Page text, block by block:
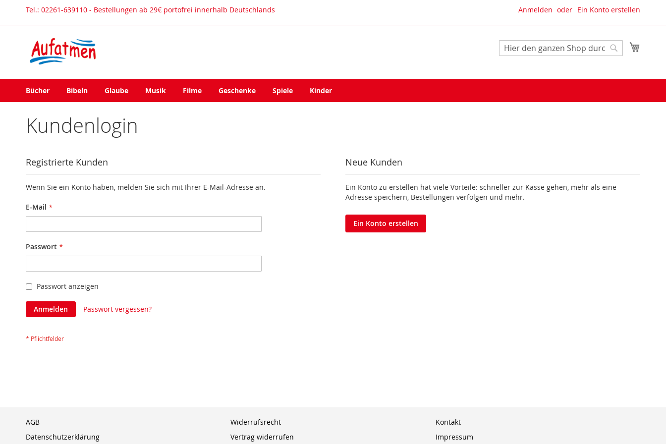
Direkt
Anmelden Ein Konto erstellen
Tel.: 02261-639110 - Bestellungen ab 29€ portofrei innerhalb Deutschlands
Suche
Bücher Bibeln Glaube Musik Filme Geschenke Spiele Kinder
Kundenlogin
Registrierte Kunden
Wenn Sie ein Konto haben, melden Sie sich mit Ihrer E-Mail-Adresse an.
E-Mail
Passwort
Passwort anzeigen
Anmelden Passwort vergessen?
Neue Kunden
Ein Konto zu erstellen hat viele Vorteile: schneller zur Kasse gehen, mehr als eine
Adresse speichern, Bestellungen verfolgen und mehr.
Ein Konto erstellen
AGB
Datenschutzerklärung
Widerrufsrecht
Vertrag widerrufen
Kontakt
Impressum